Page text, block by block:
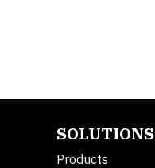
SOLUTIONS
Products